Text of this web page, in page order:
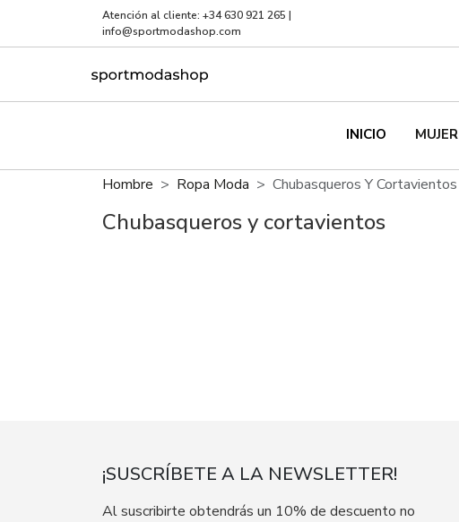
Atención al cliente: +34 630 921 265 |
info@sportmodashop.com
INICIO MUJER
Hombre Ropa Moda Chubasqueros Y Cortavientos
Chubasqueros y cortavientos
¡SUSCRÍBETE A LA NEWSLETTER!
Al suscribirte obtendrás un 10% de descuento no